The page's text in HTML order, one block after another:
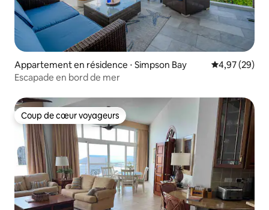
Appartement en résidence ⋅ Simpson Bay Évaluation
4,97 (29)
Escapade en bord de mer
Coup de cœur voyageurs
Coup de cœur voyageurs